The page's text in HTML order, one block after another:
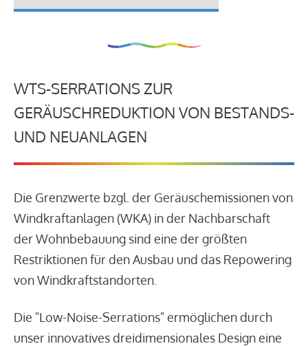
WTS-SERRATIONS ZUR
GERÄUSCHREDUKTION VON BESTANDS-
UND NEUANLAGEN
Die Grenzwerte bzgl. der Geräuschemissionen von
Windkraftanlagen (WKA) in der Nachbarschaft
der Wohnbebauung sind eine der größten
Restriktionen für den Ausbau und das Repowering
von Windkraftstandorten.
Die "Low-Noise-Serrations" ermöglichen durch
unser innovatives dreidimensionales Design eine